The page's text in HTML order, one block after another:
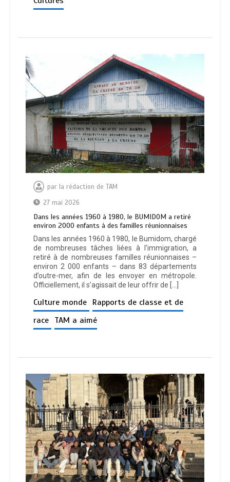
par la rédaction de TAM
27 mai 2026
Dans les années 1960 à 1980, le BUMIDOM a retiré
environ 2000 enfants à des familles réunionnaises
Dans les années 1960 à 1980, le Bumidom, chargé
de nombreuses tâches liées à l’immigration, a
retiré à de nombreuses familles réunionnaises –
environ 2 000 enfants – dans 83 départements
d’outre-mer, afin de les envoyer en métropole.
Officiellement, il s’agissait de leur offrir de […]
Culture monde Rapports de classe et de
race TAM a aimé